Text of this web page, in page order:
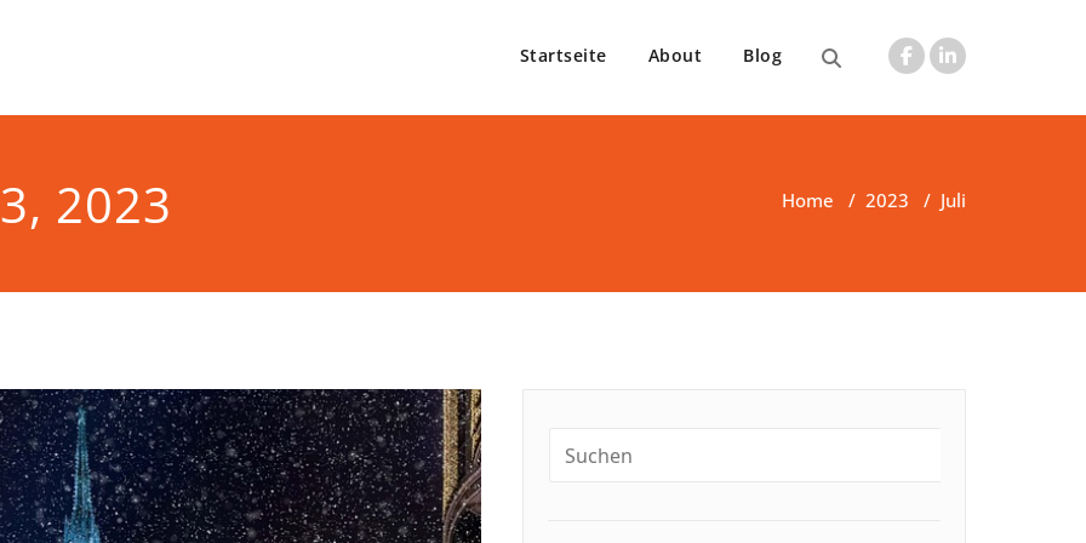
Startseite About Blog
2023 Home / 2023 / Juli